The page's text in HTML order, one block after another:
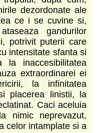
dezordonate ale
ce i se cuvine si,
gandurilor
potrivit puterii care
intensitate sfanta si
la inaccesibilitatea
extraordinarei ei
la infinitatea
placerea linistii, la
Caci aceluia
nimic neprevazut,
celor intamplate si a